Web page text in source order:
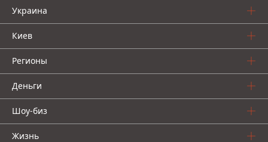
Украина
Киев
Регионы
Деньги
Шоу-биз
Жизнь